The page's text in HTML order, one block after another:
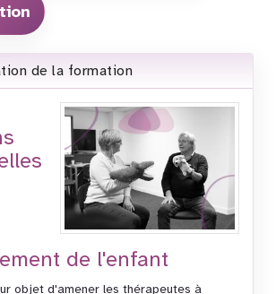
de la formation
de l'enfant
objet d'amener les thérapeutes à